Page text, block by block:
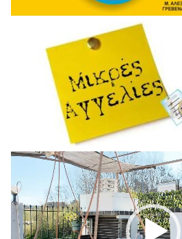
Πρόγραμμα
Αναπαραγωγής
Βίντεο